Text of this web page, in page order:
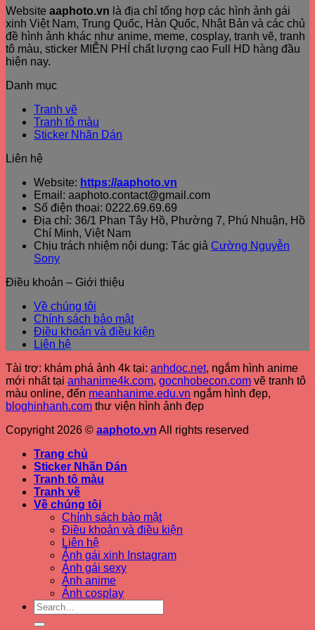
Website aaphoto.vn là địa chỉ tổng hợp các hình ảnh gái
xinh Việt Nam, Trung Quốc, Hàn Quốc, Nhật Bản và các chủ
đề hình ảnh khác như anime, meme, cosplay, tranh vẽ, tranh
tô màu, sticker MIỄN PHÍ chất lượng cao Full HD hàng đầu
hiện nay.
Danh mục
Tranh vẽ
Tranh tô màu
Sticker Nhãn Dán
Liên hệ
Website: https://aaphoto.vn
Email: aaphoto.contact@gmail.com
Số điện thoại: 0222.69.69.69
Địa chỉ: 36/1 Phan Tây Hồ, Phường 7, Phú Nhuận, Hồ
Chí Minh, Việt Nam
Chịu trách nhiệm nội dung: Tác giả Cường Nguyễn
Sony
Điều khoản – Giới thiệu
Về chúng tôi
Chính sách bảo mật
Điều khoản và điều kiện
Liên hệ
Tài trợ: khám phá ảnh 4k tại: anhdoc.net, ngắm hình anime
mới nhất tại anhanime4k.com, gocnhobecon.com vẽ tranh tô
màu online, đến meanhanime.edu.vn ngắm hình đẹp,
bloghinhanh.com thư viện hình ảnh đẹp
Copyright 2026 © aaphoto.vn All rights reserved
Trang chủ
Sticker Nhãn Dán
Tranh tô màu
Tranh vẽ
Về chúng tôi
Chính sách bảo mật
Điều khoản và điều kiện
Liên hệ
Ảnh gái xinh Instagram
Ảnh gái sexy
Ảnh anime
Ảnh cosplay